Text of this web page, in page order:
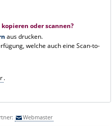
oder scannen?
aus drucken.
welche auch eine Scan-to-
.
Webmaster